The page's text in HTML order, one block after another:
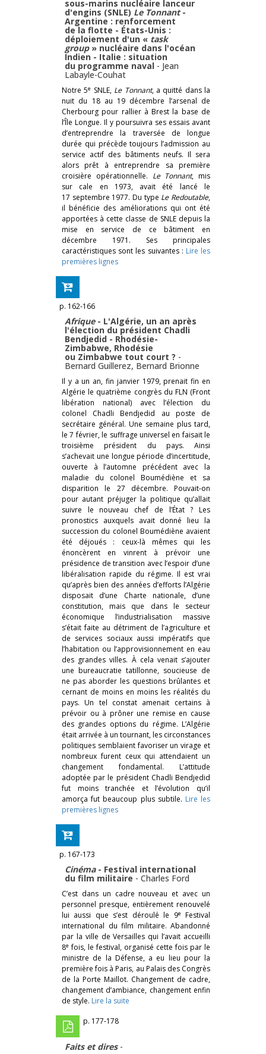
sous-marins nucléaire lanceur
d'engins (SNLE) Le Tonnant-
Argentine : renforcement
de la flotte - États-Unis :
déploiement d'un « task
group» nucléaire dans l'océan
Indien - Italie : situation
du programme naval - Jean
Labayle-Couhat
Notre 5e SNLE, Le Tonnant, a quitté dans la
nuit du 18 au 19 décembre l’arsenal de
Cherbourg pour rallier à Brest la base de
l’Île Longue. Il y poursuivra ses essais avant
d’entreprendre la traversée de longue
durée qui précède toujours l’admission au
service actif des bâtiments neufs. Il sera
alors prêt à entreprendre sa première
croisière opérationnelle. Le Tonnant, mis
sur cale en 1973, avait été lancé le
17 septembre 1977. Du type Le Redoutable,
il bénéficie des améliorations qui ont été
apportées à cette classe de SNLE depuis la
mise en service de ce bâtiment en
décembre 1971. Ses principales
caractéristiques sont les suivantes : Lire les
premières lignes
p. 162-166
Afrique - L'Algérie, un an après
l'élection du président Chadli
Bendjedid - Rhodésie-
Zimbabwe, Rhodésie
ou Zimbabwe tout court ? -
Bernard Guillerez, Bernard Brionne
Il y a un an, fin janvier 1979, prenait fin en
Algérie le quatrième congrès du FLN (Front
libération national) avec l’élection du
colonel Chadli Bendjedid au poste de
secrétaire général. Une semaine plus tard,
le 7 février, le suffrage universel en faisait le
troisième président du pays. Ainsi
s’achevait une longue période d’incertitude,
ouverte à l’automne précédent avec la
maladie du colonel Boumédiène et sa
disparition le 27 décembre. Pouvait-on
pour autant préjuger la politique qu’allait
suivre le nouveau chef de l’État ? Les
pronostics auxquels avait donné lieu la
succession du colonel Boumédiène avaient
été déjoués : ceux-là mêmes qui les
énoncèrent en vinrent à prévoir une
présidence de transition avec l’espoir d’une
libéralisation rapide du régime. Il est vrai
qu’après bien des années d’efforts l’Algérie
disposait d’une Charte nationale, d’une
constitution, mais que dans le secteur
économique l’industrialisation massive
s’était faite au détriment de l’agriculture et
de services sociaux aussi impératifs que
l’habitation ou l’approvisionnement en eau
des grandes villes. À cela venait s’ajouter
une bureaucratie tatillonne, soucieuse de
ne pas aborder les questions brûlantes et
cernant de moins en moins les réalités du
pays. Un tel constat amenait certains à
prévoir ou à prôner une remise en cause
des grandes options du régime. L’Algérie
était arrivée à un tournant, les circonstances
politiques semblaient favoriser un virage et
nombreux furent ceux qui attendaient un
changement fondamental. L’attitude
adoptée par le président Chadli Bendjedid
fut moins tranchée et l’évolution qu’il
amorça fut beaucoup plus subtile. Lire les
premières lignes
p. 167-173
Cinéma - Festival international
du film militaire - Charles Ford
C’est dans un cadre nouveau et avec un
personnel presque, entièrement renouvelé
lui aussi que s’est déroulé le 9eFestival
international du film militaire. Abandonné
par la ville de Versailles qui l’avait accueilli
8e fois, le festival, organisé cette fois par le
ministre de la Défense, a eu lieu pour la
première fois à Paris, au Palais des Congrès
de la Porte Maillot. Changement de cadre,
changement d’ambiance, changement enfin
de style. Lire la suite
p. 177-178
Faits et dires -